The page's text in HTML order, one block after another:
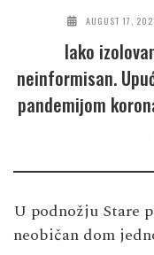
AUGUST 17,
Iako
neinformisan.
pandemijom
U podnožju Stare
neobičan dom